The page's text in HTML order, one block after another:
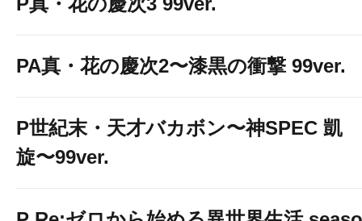
PA真・花の慶次2〜漆黒の衝撃 99ver.
P世紀末・天才バカボン〜神SPEC 凱
旋〜99ver.